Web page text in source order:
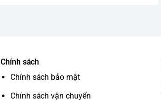
Chính sách
Chính sách bảo mật
Chính sách vận chuyển